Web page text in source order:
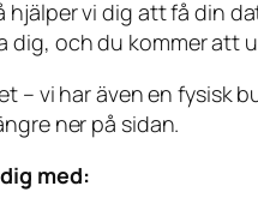
hjälper vi dig att få din
dig, och du kommer att
– vi har även en fysisk
ner på sidan.
med: